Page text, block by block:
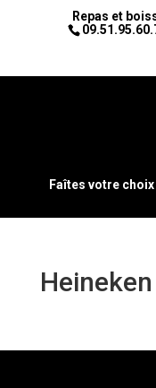
Repas et
Faîtes votre